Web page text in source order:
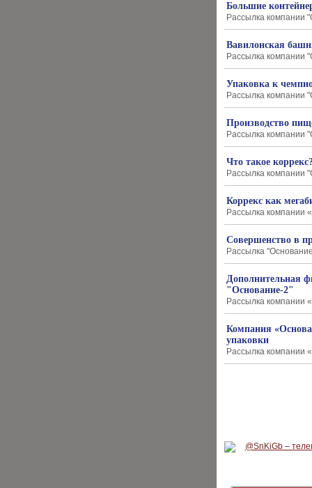
Большие
Рассылка компании
Вавилонская
Рассылка компании
Упаковка к
Рассылка компании
Производство
Рассылка компании
Что такое
Рассылка компании
Коррекс как
Рассылка компании
Совершенство в
Рассылка
Дополнительная
"Основание-2"
Рассылка компании
Компания
упаковки
Рассылка компании